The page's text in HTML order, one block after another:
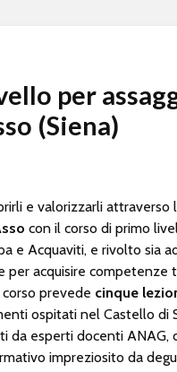
per
(Siena)
e valorizzarli attraverso
con il corso di primo
e Acquaviti, e rivolto sia
acquisire competenze
prevede cinque
ospitati nel Castello di
esperti docenti ANAG,
impreziosito da